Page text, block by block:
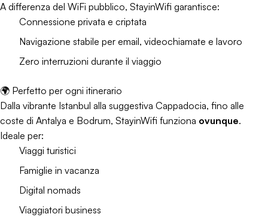
A differenza del WiFi pubblico, StayinWifi garantisce:
Connessione privata e criptata
Navigazione stabile per email, videochiamate e lavoro
Zero interruzioni durante il viaggio
🌍 Perfetto per ogni itinerario
Dalla vibrante Istanbul alla suggestiva Cappadocia, fino alle
coste di Antalya e Bodrum, StayinWifi funziona ovunque.
Ideale per:
Viaggi turistici
Famiglie in vacanza
Digital nomads
Viaggiatori business